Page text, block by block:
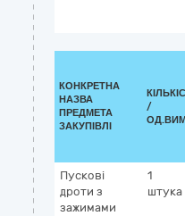
КОНКРЕТНА
НАЗВА
ПРЕДМЕТА
ЗАКУПІВЛІ
/
Пускові
дроти з
зажимами
1
штука